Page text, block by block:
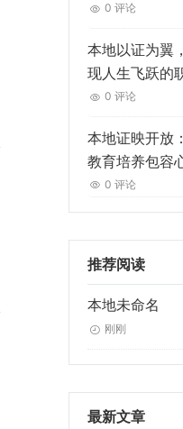
0 评论
本地以证为翼
现人生飞跃的
0 评论
本地证映开放
教育培养包容
0 评论
推荐阅读
本地未命名
刚刚
最新文章